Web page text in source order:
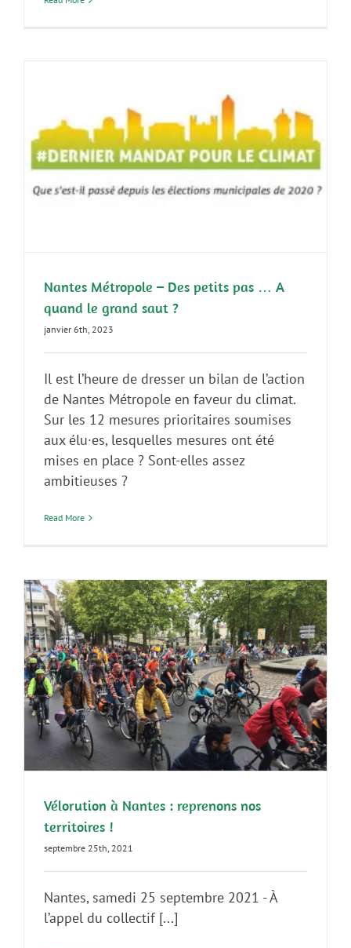
Nantes Métropole – Des petits pas … A
quand le grand saut ?
janvier 6th, 2023
Il est l’heure de dresser un bilan de l’action
de Nantes Métropole en faveur du climat.
Sur les 12 mesures prioritaires soumises
aux élu·es, lesquelles mesures ont été
mises en place ? Sont-elles assez
ambitieuses ?
Read More
Vélorution à Nantes : reprenons nos
territoires !
septembre 25th, 2021
Nantes, samedi 25 septembre 2021 - À
l’appel du collectif [...]